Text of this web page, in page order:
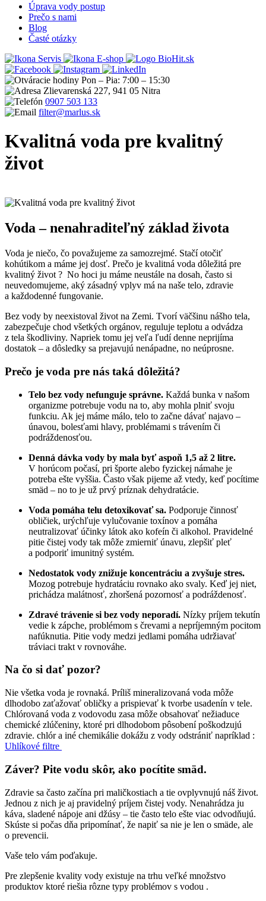
Úprava vody postup
Prečo s nami
Blog
Časté otázky
Servis
E-shop
Pon – Pia: 7:00 – 15:30
Zlievarenská 227, 941 05 Nitra
0907 503 133
filter@marlus.sk
Kvalitná voda pre kvalitný
život
Voda – nenahraditeľný základ života
Voda je niečo, čo považujeme za samozrejmé. Stačí otočiť
kohútikom a máme jej dosť. Prečo je kvalitná voda dôležitá pre
kvalitný život ? No hoci ju máme neustále na dosah, často si
neuvedomujeme, aký zásadný vplyv má na naše telo, zdravie
a každodenné fungovanie.
Bez vody by neexistoval život na Zemi. Tvorí väčšinu nášho tela,
zabezpečuje chod všetkých orgánov, reguluje teplotu a odvádza
z tela škodliviny. Napriek tomu jej veľa ľudí denne neprijíma
dostatok – a dôsledky sa prejavujú nenápadne, no neúprosne.
Prečo je voda pre nás taká dôležitá?
Telo bez vody nefunguje správne. Každá bunka v našom
organizme potrebuje vodu na to, aby mohla plniť svoju
funkciu. Ak jej máme málo, telo to začne dávať najavo –
únavou, bolesťami hlavy, problémami s trávením či
podráždenosťou.
Denná dávka vody by mala byť aspoň 1,5 až 2 litre.
V horúcom počasí, pri športe alebo fyzickej námahe je
potreba ešte vyššia. Často však pijeme až vtedy, keď pocítime
smäd – no to je už prvý príznak dehydratácie.
Voda pomáha telu detoxikovať sa. Podporuje činnosť
obličiek, urýchľuje vylučovanie toxínov a pomáha
neutralizovať účinky látok ako kofeín či alkohol. Pravidelné
pitie čistej vody tak môže zmierniť únavu, zlepšiť pleť
a podporiť imunitný systém.
Nedostatok vody znižuje koncentráciu a zvyšuje stres.
Mozog potrebuje hydratáciu rovnako ako svaly. Keď jej niet,
prichádza malátnosť, zhoršená pozornosť a podráždenosť.
Zdravé trávenie si bez vody neporadí. Nízky príjem tekutín
vedie k zápche, problémom s črevami a nepríjemným pocitom
nafúknutia. Pitie vody medzi jedlami pomáha udržiavať
tráviaci trakt v rovnováhe.
Na čo si dať pozor?
Nie všetka voda je rovnaká. Príliš mineralizovaná voda môže
dlhodobo zaťažovať obličky a prispievať k tvorbe usadenín v tele.
Chlórovaná voda z vodovodu zasa môže obsahovať nežiaduce
chemické zlúčeniny, ktoré pri dlhodobom pôsobení poškodzujú
zdravie. chlór a iné chemikálie dokážu z vody odstrániť napríklad :
Uhlíkové filtre
Záver? Pite vodu skôr, ako pocítite smäd.
Zdravie sa často začína pri maličkostiach a tie ovplyvnujú náš život.
Jednou z nich je aj pravidelný príjem čistej vody. Nenahrádza ju
káva, sladené nápoje ani džúsy – tie často telo ešte viac odvodňujú.
Skúste si počas dňa pripomínať, že napiť sa nie je len o smäde, ale
o prevencii.
Vaše telo vám poďakuje.
Pre zlepšenie kvality vody existuje na trhu veľké množstvo
produktov ktoré riešia rôzne typy problémov s vodou .